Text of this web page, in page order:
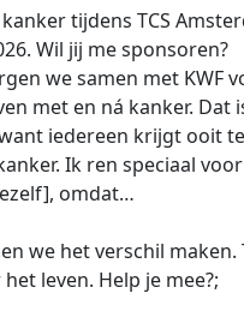
tijdens TCS
Wil jij me sponsoren?
we samen met KWF
met en ná kanker. Dat
iedereen krijgt ooit te
Ik ren speciaal
omdat…
we het verschil maken.
leven. Help je mee?;